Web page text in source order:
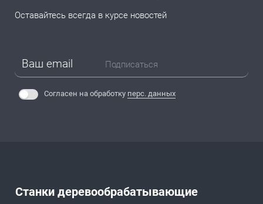
Станки деревообрабатывающие
Оставайтесь всегда в курсе новостей
Подписаться
Согласен на обработку перс. данных